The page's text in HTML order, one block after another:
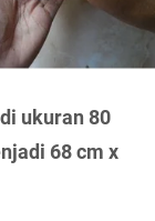
ukuran 80
68 cm x